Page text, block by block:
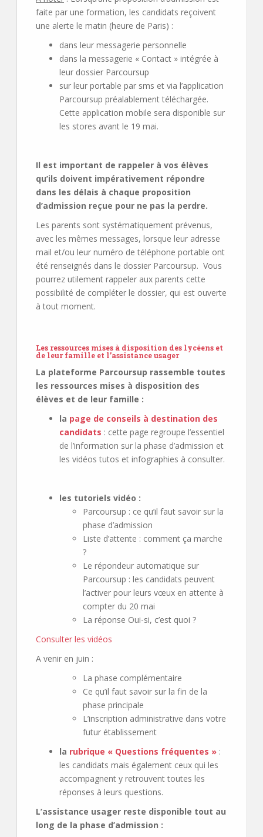
faite par une formation, les candidats reçoivent
une alerte le matin (heure de Paris) :
dans leur messagerie personnelle
dans la messagerie « Contact » intégrée à
leur dossier Parcoursup
sur leur portable par sms et via l’application
Parcoursup préalablement téléchargée.
Cette application mobile sera disponible sur
les stores avant le 19 mai.
Il est important de rappeler à vos élèves
qu’ils doivent impérativement répondre
dans les délais à chaque proposition
d’admission reçue pour ne pas la perdre.
Les parents sont systématiquement prévenus,
avec les mêmes messages, lorsque leur adresse
mail et/ou leur numéro de téléphone portable ont
été renseignés dans le dossier Parcoursup. Vous
pourrez utilement rappeler aux parents cette
possibilité de compléter le dossier, qui est ouverte
à tout moment.
Les ressources mises à disposition des lycéens et
de leur famille et l’assistance usager
La plateforme Parcoursup rassemble toutes
les ressources mises à disposition des
élèves et de leur famille :
la page de conseils à destination des
candidats : cette page regroupe l’essentiel
de l’information sur la phase d’admission et
les vidéos tutos et infographies à consulter.
les tutoriels vidéo :
Parcoursup : ce qu’il faut savoir sur la
phase d’admission
Liste d’attente : comment ça marche
?
Le répondeur automatique sur
Parcoursup : les candidats peuvent
l’activer pour leurs vœux en attente à
compter du 20 mai
La réponse Oui-si, c’est quoi ?
Consulter les vidéos
A venir en juin :
La phase complémentaire
Ce qu’il faut savoir sur la fin de la
phase principale
L’inscription administrative dans votre
futur établissement
la rubrique « Questions fréquentes » :
les candidats mais également ceux qui les
accompagnent y retrouvent toutes les
réponses à leurs questions.
L’assistance usager reste disponible tout au
long de la phase d’admission :